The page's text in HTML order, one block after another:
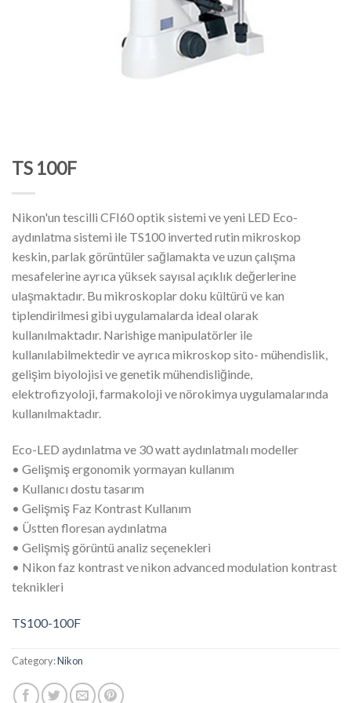
TS 100F
Nikon'un tescilli CFI60 optik sistemi ve yeni LED Eco-
aydınlatma sistemi ile TS100 inverted rutin mikroskop
keskin, parlak görüntüler sağlamakta ve uzun çalışma
mesafelerine ayrıca yüksek sayısal açıklık değerlerine
ulaşmaktadır. Bu mikroskoplar doku kültürü ve kan
tiplendirilmesi gibi uygulamalarda ideal olarak
kullanılmaktadır. Narishige manipulatörler ile
kullanılabilmektedir ve ayrıca mikroskop sito- mühendislik,
gelişim biyolojisi ve genetik mühendisliğinde,
elektrofizyoloji, farmakoloji ve nörokimya uygulamalarında
kullanılmaktadır.
Eco-LED aydınlatma ve 30 watt aydınlatmalı modeller
• Gelişmiş ergonomik yormayan kullanım
• Kullanıcı dostu tasarım
• Gelişmiş Faz Kontrast Kullanım
• Üstten floresan aydınlatma
• Gelişmiş görüntü analiz seçenekleri
• Nikon faz kontrast ve nikon advanced modulation kontrast
teknikleri
TS100-100F
Category:Nikon